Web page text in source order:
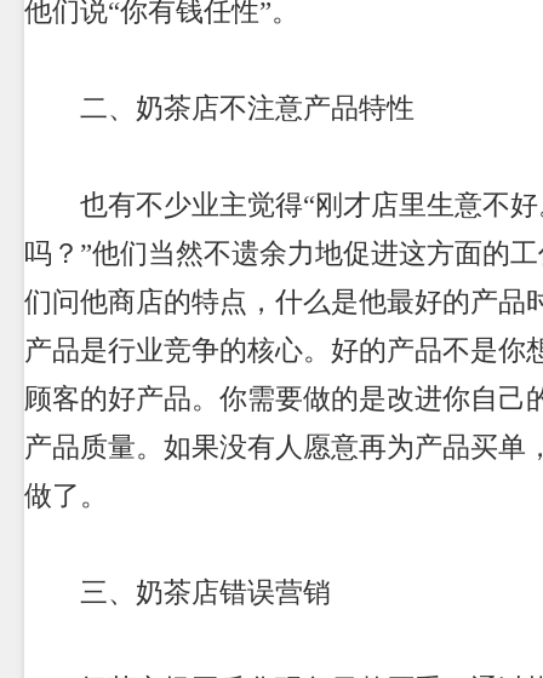
他们说“你有钱任性”。
二、 奶茶店不注意产品特性
也有不少业主觉得“刚才店里生意不好
吗？”他们当然不遗余力地促进这方面的
们问他商店的特点，什么是他最好的产品
产品是行业竞争的核心。好的产品不是你
顾客的好产品。你需要做的是改进你自己
产品质量。如果没有人愿意再为产品买单
做了。
三、 奶茶店错误营销